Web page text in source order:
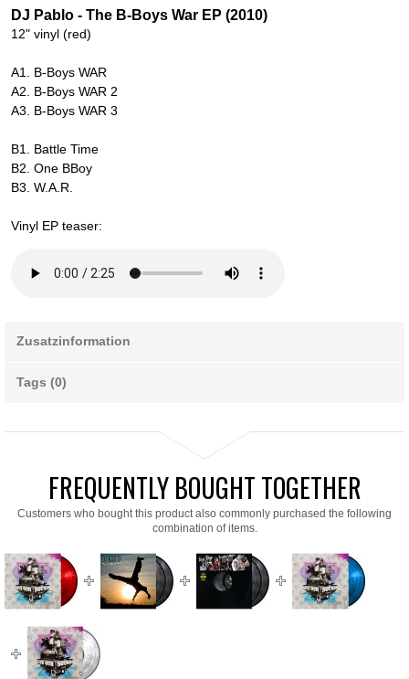
DJ Pablo - The B-Boys War EP (2010)
12" vinyl (red)
A1. B-Boys WAR
A2. B-Boys WAR 2
A3. B-Boys WAR 3
B1. Battle Time
B2. One BBoy
B3. W.A.R.
Vinyl EP teaser:
Zusatzinformation
Tags (0)
FREQUENTLY BOUGHT TOGETHER
Customers who bought this product also commonly purchased the following
combination of items.